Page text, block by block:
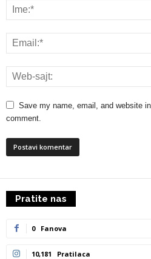
Save my name, email, and website
comment.
Pratite nas
0 Fanova
10,181 Pratilaca